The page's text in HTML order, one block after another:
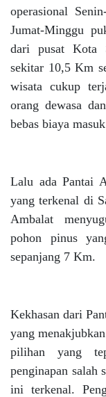
operasional
Jumat-Minggu
dari pusat Kota
sekitar 10,5 Km
wisata cukup
orang dewasa
bebas biaya
Lalu ada Pantai
yang terkenal di
Ambalat
pohon pinus
sepanjang 7 Km.
Kekhasan dari
yang
pilihan yang
penginapan salah
ini terkenal.